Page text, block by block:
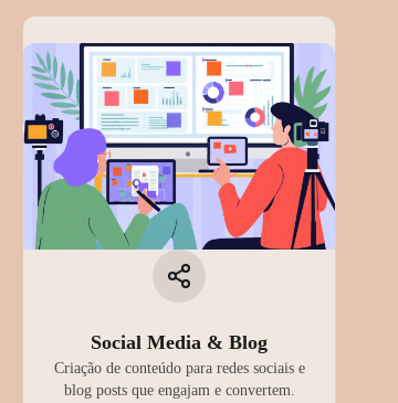
Social Media & Blog
Criação de conteúdo para redes sociais e
blog posts que engajam e convertem.